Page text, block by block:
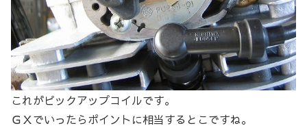
これがピックアップコイルです。
ＧＸでいったらポイントに相当するとこですね。